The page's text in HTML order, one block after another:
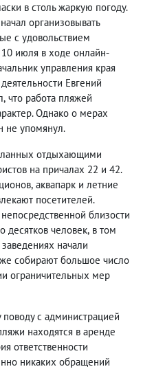
в столь жаркую погоду.
организовывать
с удовольствием
июля в ходе онлайн-
управления края
Евгений
, что работа пляжей
Однако о мерах
не упомянул.
отдыхающими
на причалах 22 и 42.
, аквапарк и летние
посетителей.
непосредственной близости
десятков человек, в том
начали
собирают большое число
ограничительных мер
с администрацией
находятся в аренде
ответственности
никаких обращений